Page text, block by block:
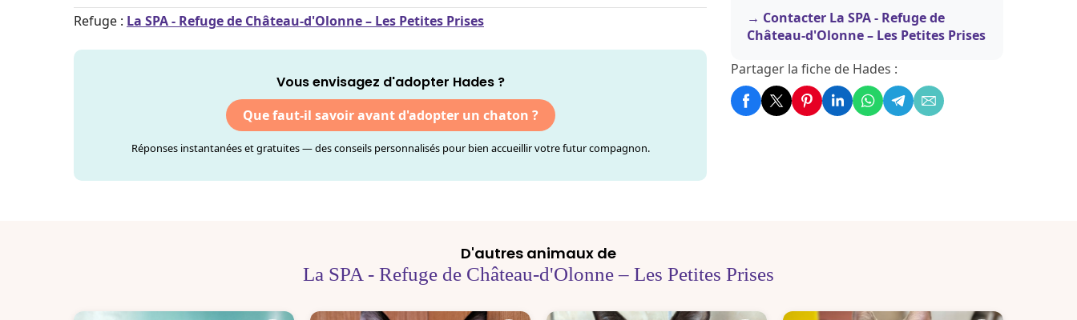
Refuge : La SPA - Refuge de Château-d'Olonne – Les Petites Prises
Vous envisagez d'adopter Hades ?
Que faut-il savoir avant d'adopter un chaton ?
Réponses instantanées et gratuites — des conseils personnalisés pour bien accueillir votre futur compagnon.
Contacter La SPA - Refuge de
Château-d'Olonne – Les Petites Prises
Partager la fiche de Hades :
D'autres animaux de
La SPA - Refuge de Château-d'Olonne – Les Petites Prises